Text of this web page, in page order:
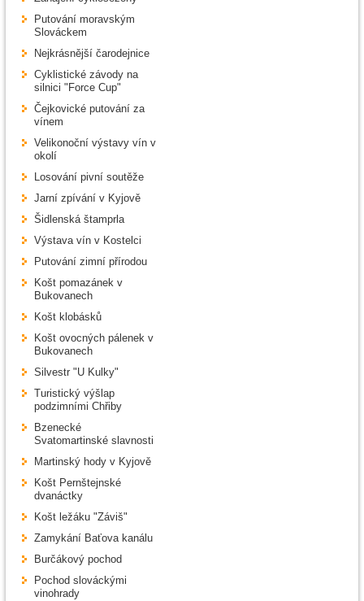
Putování moravským
Slováckem
Nejkrásnější čarodejnice
Cyklistické závody na
silnici "Force Cup"
Čejkovické putování za
vínem
Velikonoční výstavy vín v
okolí
Losování pivní soutěže
Jarní zpívání v Kyjově
Šidlenská štamprla
Výstava vín v Kostelci
Putování zimní přírodou
Košt pomazánek v
Bukovanech
Košt klobásků
Košt ovocných pálenek v
Bukovanech
Silvestr "U Kulky"
Turistický výšlap
podzimními Chřiby
Bzenecké
Svatomartinské slavnosti
Martinský hody v Kyjově
Košt Pernštejnské
dvanáctky
Košt ležáku "Záviš"
Zamykání Baťova kanálu
Burčákový pochod
Pochod slováckými
vinohrady